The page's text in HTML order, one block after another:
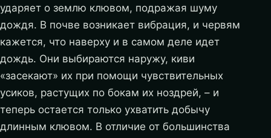
ударяет о землю клювом, подражая шуму
дождя. В почве возникает вибрация, и червям
кажется, что наверху и в самом деле идет
дождь. Они выбираются наружу, киви
«засекают» их при помощи чувствительных
усиков, растущих по бокам их ноздрей, – и
теперь остается только ухватить добычу
длинным клювом. В отличие от большинства